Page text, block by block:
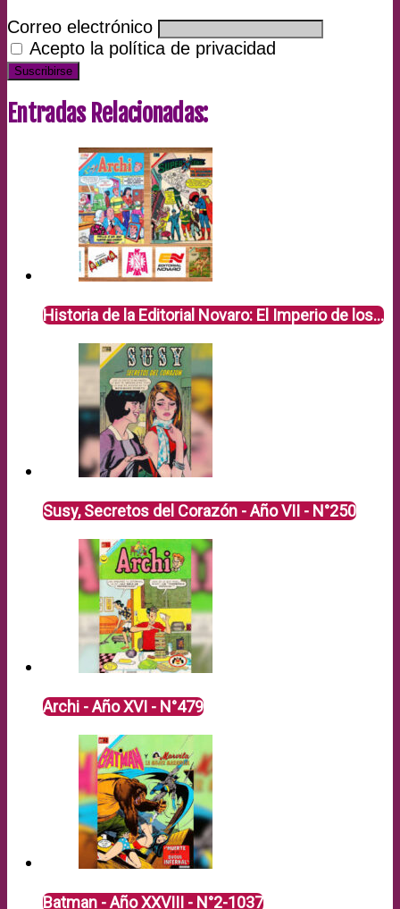
Correo electrónico
Acepto la política de privacidad
Entradas Relacionadas:
Historia de la Editorial Novaro: El Imperio de los…
Susy, Secretos del Corazón - Año VII - N°250
Archi - Año XVI - N°479
Batman - Año XXVIII - N°2-1037